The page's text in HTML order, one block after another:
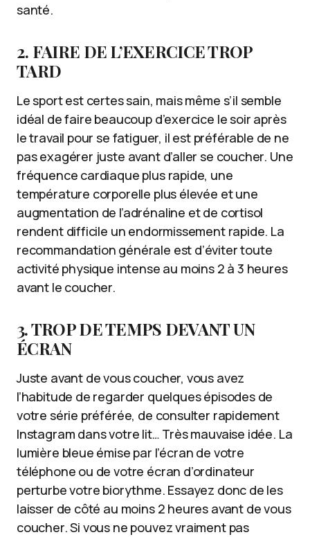
santé.
2. FAIRE DE L’EXERCICE TROP
TARD
Le sport est certes sain, mais même s’il semble
idéal de faire beaucoup d’exercice le soir après
le travail pour se fatiguer, il est préférable de ne
pas exagérer juste avant d’aller se coucher. Une
fréquence cardiaque plus rapide, une
température corporelle plus élevée et une
augmentation de l’adrénaline et de cortisol
rendent difficile un endormissement rapide. La
recommandation générale est d’éviter toute
activité physique intense au moins 2 à 3 heures
avant le coucher.
3. TROP DE TEMPS DEVANT UN
ÉCRAN
Juste avant de vous coucher, vous avez
l’habitude de regarder quelques épisodes de
votre série préférée, de consulter rapidement
Instagram dans votre lit… Très mauvaise idée. La
lumière bleue émise par l’écran de votre
téléphone ou de votre écran d’ordinateur
perturbe votre biorythme. Essayez donc de les
laisser de côté au moins 2 heures avant de vous
coucher. Si vous ne pouvez vraiment pas